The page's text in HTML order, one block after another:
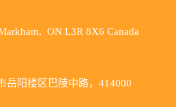
ON L3R 8X6 Canada
岳阳楼区巴陵中路，414000